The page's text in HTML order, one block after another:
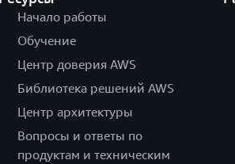
Начало работы
Обучение
Центр доверия AWS
Библиотека решений AWS
Центр архитектуры
Вопросы и ответы по
продуктам и техническим